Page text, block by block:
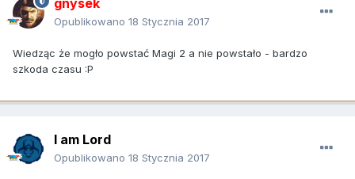
gnysek
Opublikowano 18 Stycznia 2017
Wiedząc że mogło powstać Magi 2 a nie powstało - bardzo
szkoda czasu :P
I am Lord
Opublikowano 18 Stycznia 2017